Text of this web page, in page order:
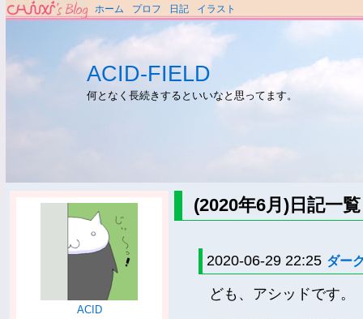
ホーム プロフ 日記 イラスト
ACID-FIELD
何となく長続きするといいなと思ってます。
ACID
(2020年6月)日記一覧
2020-06-29 22:25 ダー
ども、アシッドです。